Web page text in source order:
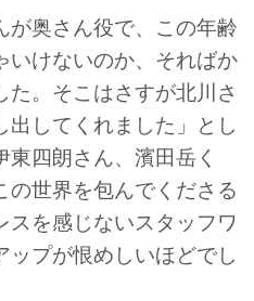
奥さん役で、この年齢
いけないのか、そればか
た。そこはさすが北川さ
してくれました」とし
東四朗さん、濱田岳く
の世界を包んでくださる
を感じないスタッフワ
プが恨めしいほどでし